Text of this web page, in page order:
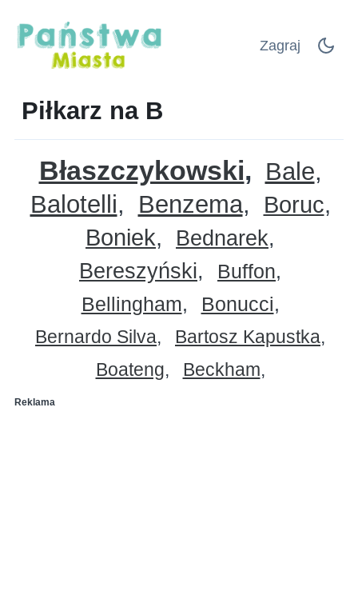
Zagraj
Piłkarz na B
Błaszczykowski
Bale
Balotelli
Benzema
Boruc
Boniek
Bednarek
Bereszyński
Buffon
Bellingham
Bonucci
Bernardo Silva
Bartosz Kapustka
Boateng
Beckham
Reklama